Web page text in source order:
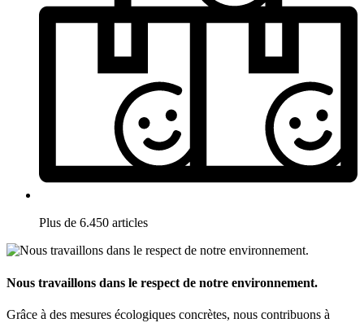
Plus de 6.450 articles
Nous travaillons dans le respect de notre environnement.
Grâce à des mesures écologiques concrètes, nous contribuons à